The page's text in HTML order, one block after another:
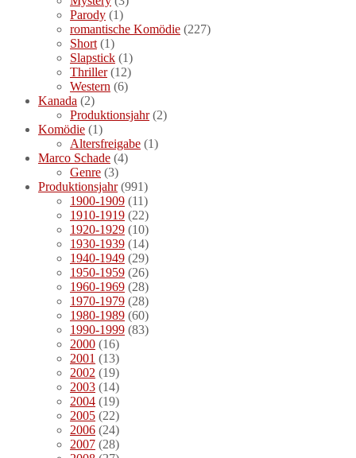
Parody (1)
romantische Komödie (227)
Short (1)
Slapstick (1)
Thriller(12)
Western (6)
Kanada (2)
Produktionsjahr(2)
Komödie (1)
Altersfreigabe (1)
Marco Schade (4)
Genre (3)
Produktionsjahr(991)
1900-1909 (11)
1910-1919 (22)
1920-1929 (10)
1930-1939 (14)
1940-1949 (29)
1950-1959 (26)
1960-1969 (28)
1970-1979 (28)
1980-1989 (60)
1990-1999 (83)
2000 (16)
2001 (13)
2002 (19)
2003 (14)
2004 (19)
2005 (22)
2006 (24)
2007 (28)